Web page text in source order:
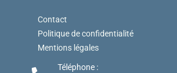
Contact
Politique de confidentialité
Mentions légales
Téléphone :